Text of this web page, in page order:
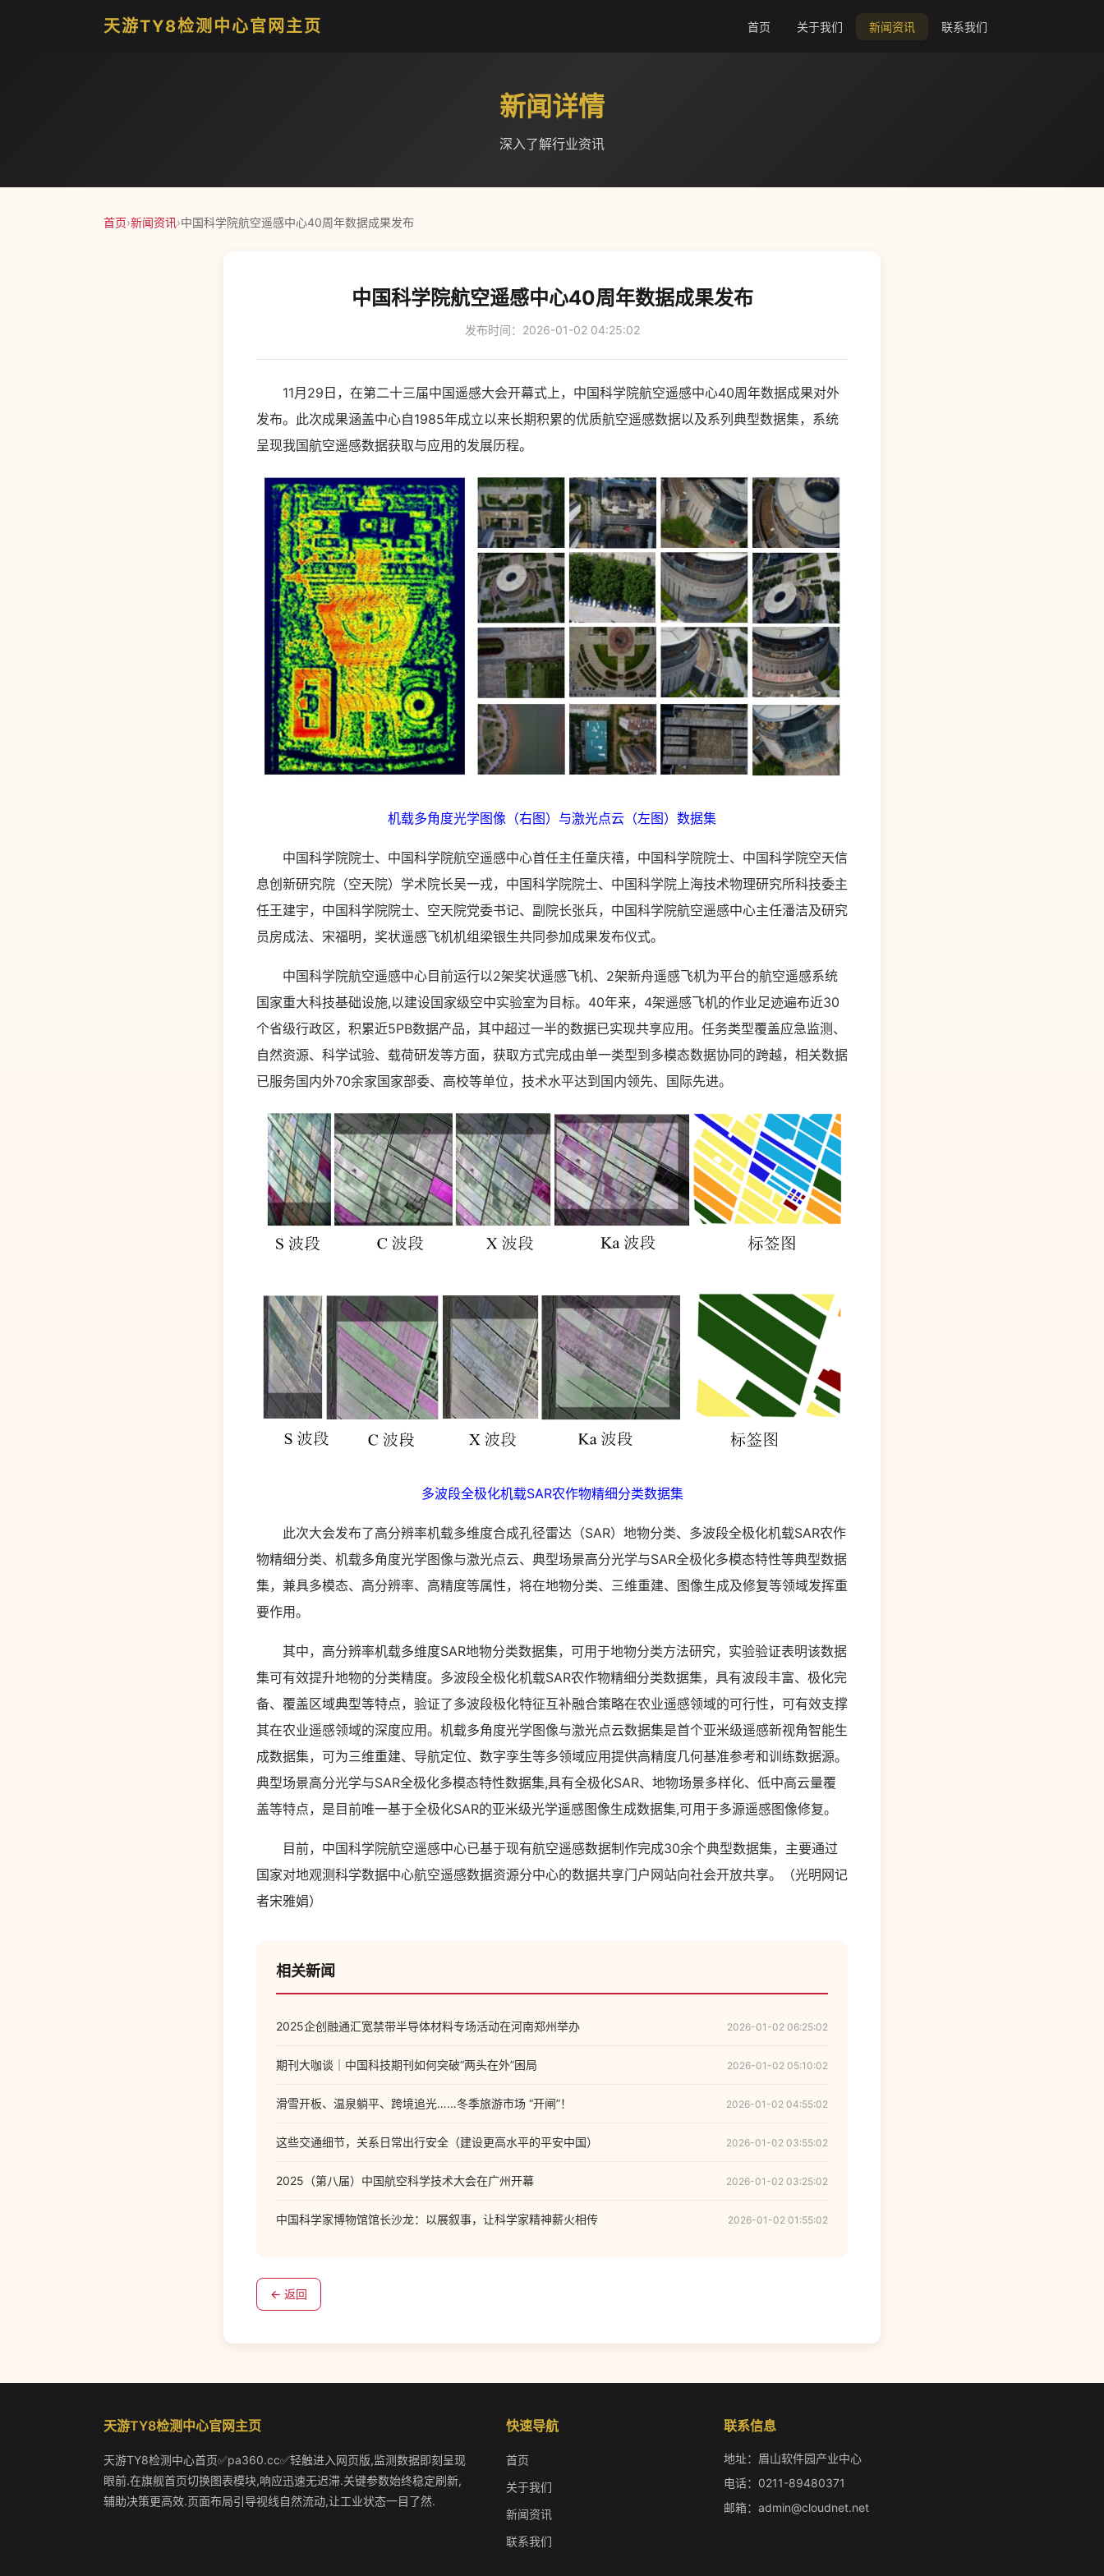
天游TY8检测中心官网主页 首页 关于我们 新闻资讯 联系我们
新闻详情
深入了解行业资讯
首页›新闻资讯›中国科学院航空遥感中心40周年数据成果发布
中国科学院航空遥感中心40周年数据成果发布
发布时间：2026-01-02 04:25:02
11月29日，在第二十三届中国遥感大会开幕式上，中国科学院航空遥感中心40周年数据成果对外
发布。此次成果涵盖中心自1985年成立以来长期积累的优质航空遥感数据以及系列典型数据集，系统
呈现我国航空遥感数据获取与应用的发展历程。
机载多角度光学图像（右图）与激光点云（左图）数据集
中国科学院院士、中国科学院航空遥感中心首任主任童庆禧，中国科学院院士、中国科学院空天信
息创新研究院（空天院）学术院长吴一戎，中国科学院院士、中国科学院上海技术物理研究所科技委主
任王建宇，中国科学院院士、空天院党委书记、副院长张兵，中国科学院航空遥感中心主任潘洁及研究
员房成法、宋福明，奖状遥感飞机机组梁银生共同参加成果发布仪式。
中国科学院航空遥感中心目前运行以2架奖状遥感飞机、2架新舟遥感飞机为平台的航空遥感系统
国家重大科技基础设施,以建设国家级空中实验室为目标。40年来，4架遥感飞机的作业足迹遍布近30
个省级行政区，积累近5PB数据产品，其中超过一半的数据已实现共享应用。任务类型覆盖应急监测、
自然资源、科学试验、载荷研发等方面，获取方式完成由单一类型到多模态数据协同的跨越，相关数据
已服务国内外70余家国家部委、高校等单位，技术水平达到国内领先、国际先进。
多波段全极化机载SAR农作物精细分类数据集
此次大会发布了高分辨率机载多维度合成孔径雷达（SAR）地物分类、多波段全极化机载SAR农作
物精细分类、机载多角度光学图像与激光点云、典型场景高分光学与SAR全极化多模态特性等典型数据
集，兼具多模态、高分辨率、高精度等属性，将在地物分类、三维重建、图像生成及修复等领域发挥重
要作用。
其中，高分辨率机载多维度SAR地物分类数据集，可用于地物分类方法研究，实验验证表明该数据
集可有效提升地物的分类精度。多波段全极化机载SAR农作物精细分类数据集，具有波段丰富、极化完
备、覆盖区域典型等特点，验证了多波段极化特征互补融合策略在农业遥感领域的可行性，可有效支撑
其在农业遥感领域的深度应用。机载多角度光学图像与激光点云数据集是首个亚米级遥感新视角智能生
成数据集，可为三维重建、导航定位、数字孪生等多领域应用提供高精度几何基准参考和训练数据源。
典型场景高分光学与SAR全极化多模态特性数据集,具有全极化SAR、地物场景多样化、低中高云量覆
盖等特点，是目前唯一基于全极化SAR的亚米级光学遥感图像生成数据集,可用于多源遥感图像修复。
目前，中国科学院航空遥感中心已基于现有航空遥感数据制作完成30余个典型数据集，主要通过
国家对地观测科学数据中心航空遥感数据资源分中心的数据共享门户网站向社会开放共享。（光明网记
者宋雅娟）
相关新闻
2025企创融通汇宽禁带半导体材料专场活动在河南郑州举办 2026-01-02 06:25:02
期刊大咖谈｜中国科技期刊如何突破“两头在外”困局 2026-01-02 05:10:02
滑雪开板、温泉躺平、跨境追光……冬季旅游市场 “开闸”！ 2026-01-02 04:55:02
这些交通细节，关系日常出行安全（建设更高水平的平安中国） 2026-01-02 03:55:02
2025（第八届）中国航空科学技术大会在广州开幕 2026-01-02 03:25:02
中国科学家博物馆馆长沙龙：以展叙事，让科学家精神薪火相传 2026-01-02 01:55:02
← 返回
天游TY8检测中心官网主页
天游TY8检测中心首页✅pa360.cc✅轻触进入网页版,监测数据即刻呈现
眼前.在旗舰首页切换图表模块,响应迅速无迟滞.关键参数始终稳定刷新,
辅助决策更高效.页面布局引导视线自然流动,让工业状态一目了然.
快速导航
首页
关于我们
新闻资讯
联系我们
联系信息
地址：眉山软件园产业中心
电话：0211-89480371
邮箱：admin@cloudnet.net